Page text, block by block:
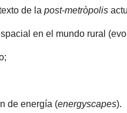
de lapost-metròpolis
en el mundo rural
de energía (energyscapes).